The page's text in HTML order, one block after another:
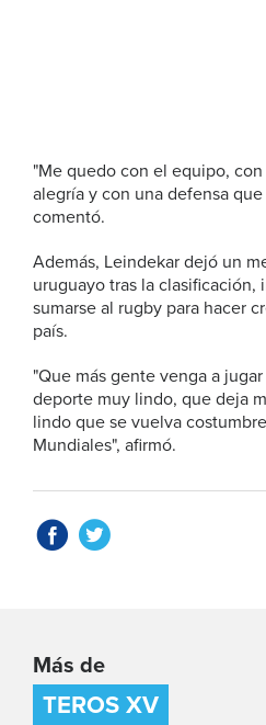
"Me quedo con el equipo,
alegría y con una defensa
comentó.
Además, Leindekar dejó un
uruguayo tras la clasificación,
sumarse al rugby para hacer
país.
"Que más gente venga a
deporte muy lindo, que deja
lindo que se vuelva
Mundiales", afirmó.
Más de
TEROS XV